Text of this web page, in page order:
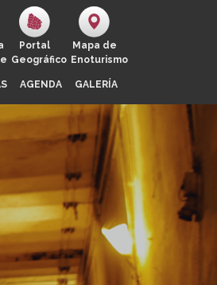
Portal
Geográfico
Mapa de
Enoturismo
AGENDA GALERÍA